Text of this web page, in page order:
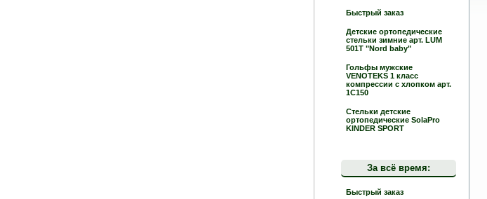
Быстрый заказ
Детские ортопедические
стельки зимние арт. LUM
501T "Nord baby"
Гольфы мужские
VENOTEKS 1 класс
компрессии c хлопком арт.
1C150
Стельки детские
ортопедические SolaPro
KINDER SPORT
За всё время:
Быстрый заказ